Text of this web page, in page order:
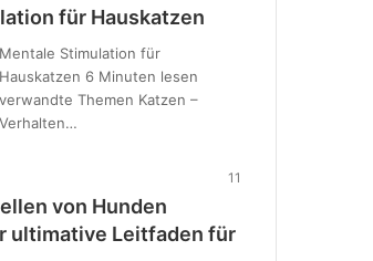
für Hauskatzen
Mentale Stimulation für
Hauskatzen 6 Minuten lesen
verwandte Themen Katzen –
Verhalten…
11
von Hunden
ultimative Leitfaden für